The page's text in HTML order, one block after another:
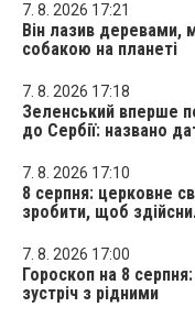
7. 8. 2026 17:21
Він лазив деревами,
собакою на планеті
7. 8. 2026 17:18
Зеленський вперше
до Сербії: названо
7. 8. 2026 17:10
8 серпня: церковне
зробити, щоб
7. 8. 2026 17:00
Гороскоп на 8
зустріч з рідними